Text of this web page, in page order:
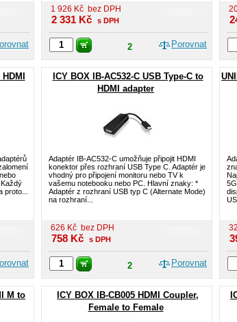
1 926 Kč bez DPH
2 331 Kč s DPH
Porovnat
2
ICY BOX IB-AC532-C USB Type-C to
HDMI adapter
Adaptér IB-AC532-C umožňuje připojit HDMI
konektor přes rozhraní USB Type C. Adaptér je
vhodný pro připojení monitoru nebo TV k
vašemu notebooku nebo PC. Hlavní znaky: *
Adaptér z rozhraní USB typ C (Alternate Mode)
na rozhraní...
626 Kč bez DPH
758 Kč s DPH
Porovnat
2
M to
ICY BOX IB-CB005 HDMI Coupler,
Female to Female